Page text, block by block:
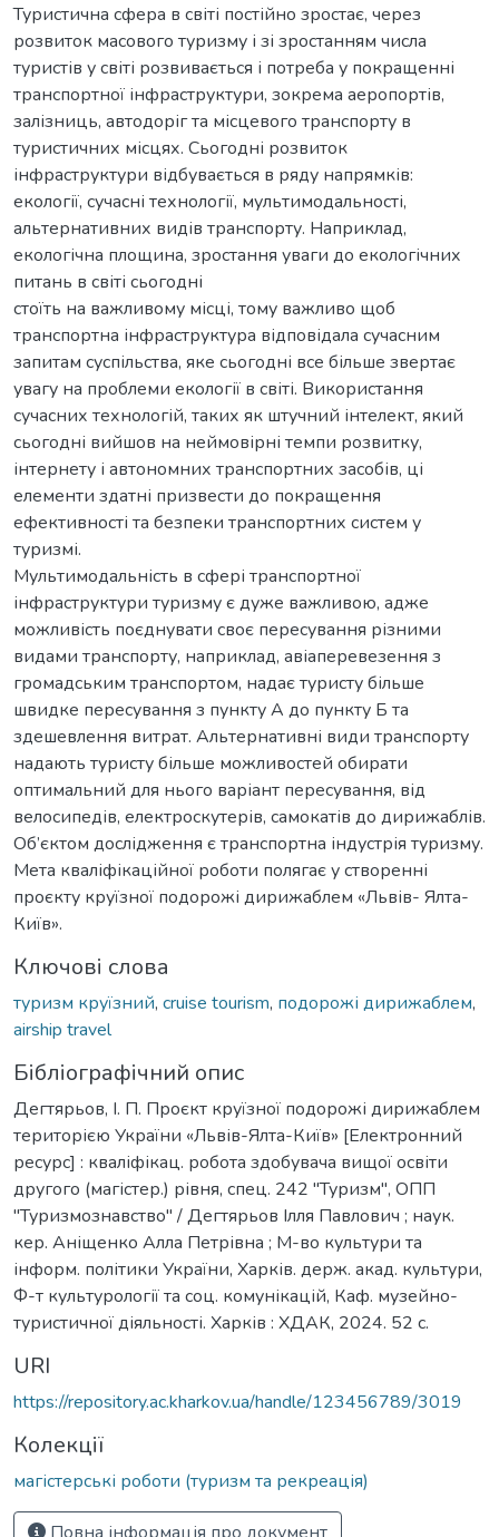
Туристична сфера в світі постійно зростає, через
розвиток масового туризму і зі зростанням числа
туристів у світі розвивається і потреба у покращенні
транспортної інфраструктури, зокрема аеропортів,
залізниць, автодоріг та місцевого транспорту в
туристичних місцях. Сьогодні розвиток
інфраструктури відбувається в ряду напрямків:
екології, сучасні технології, мультимодальності,
альтернативних видів транспорту. Наприклад,
екологічна площина, зростання уваги до екологічних
питань в світі сьогодні
стоїть на важливому місці, тому важливо щоб
транспортна інфраструктура відповідала сучасним
запитам суспільства, яке сьогодні все більше звертає
увагу на проблеми екології в світі. Використання
сучасних технологій, таких як штучний інтелект, який
сьогодні вийшов на неймовірні темпи розвитку,
інтернету і автономних транспортних засобів, ці
елементи здатні призвести до покращення
ефективності та безпеки транспортних систем у
туризмі.
Мультимодальність в сфері транспортної
інфраструктури туризму є дуже важливою, адже
можливість поєднувати своє пересування різними
видами транспорту, наприклад, авіаперевезення з
громадським транспортом, надає туристу більше
швидке пересування з пункту А до пункту Б та
здешевлення витрат. Альтернативні види транспорту
надають туристу більше можливостей обирати
оптимальний для нього варіант пересування, від
велосипедів, електроскутерів, самокатів до дирижаблів.
Об’єктом дослідження є транспортна індустрія туризму.
Мета кваліфікаційної роботи полягає у створенні
проєкту круїзної подорожі дирижаблем «Львів- Ялта-
Київ».
Ключові слова
туризм круїзний, cruise tourism, подорожі дирижаблем,
airship travel
Бібліографічний опис
Дегтярьов, І. П. Проєкт круїзної подорожі дирижаблем
територією України «Львів-Ялта-Київ» [Електронний
ресурс] : кваліфікац. робота здобувача вищої освіти
другого (магістер.) рівня, спец. 242 "Туризм", ОПП
"Туризмознавство" / Дегтярьов Ілля Павлович ; наук.
кер. Аніщенко Алла Петрівна ; М-во культури та
інформ. політики України, Харків. держ. акад. культури,
Ф-т культурології та соц. комунікацій, Каф. музейно-
туристичної діяльності. Харків : ХДАК, 2024. 52 с.
URI
https://repository.ac.kharkov.ua/handle/123456789/3019
Колекції
магістерські роботи (туризм та рекреація)